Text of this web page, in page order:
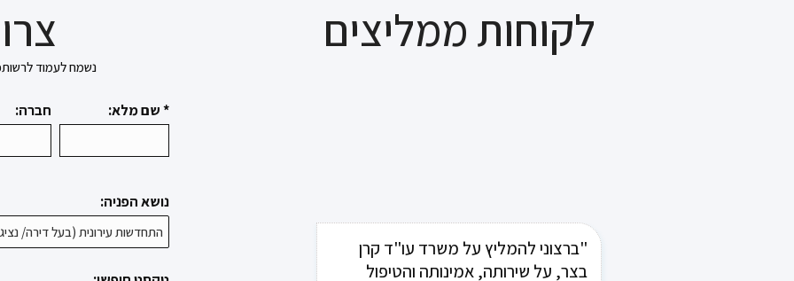
לקוחות ממליצים
"ברצוני להמליץ על משרד עו"ד קרן
בצר, על שירותה, אמינותה והטיפול
נשמח לעמוד לרשותכם
* שם מלא: חברה:
נושא הפניה: